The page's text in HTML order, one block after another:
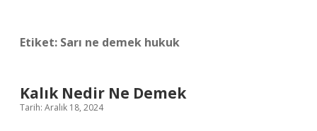
Etiket: Sarı ne demek hukuk
Kalık Nedir Ne Demek
Tarih: Aralık 18, 2024